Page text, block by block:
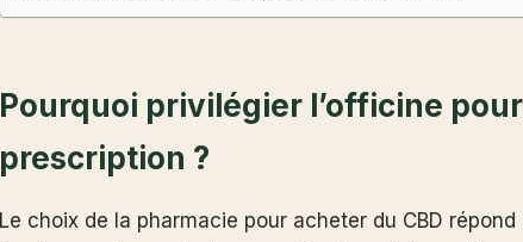
Pourquoi privilégier l’officine
prescription ?
Le choix de la pharmacie pour acheter du CBD